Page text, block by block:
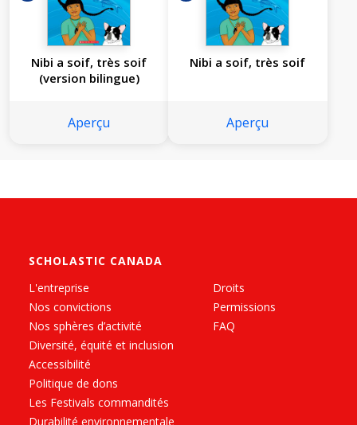
Nibi a soif, très soif
(version bilingue)
Aperçu
Nibi a soif, très soif
Aperçu
SCHOLASTIC CANADA
L'entreprise
Nos convictions
Nos sphères d’activité
Diversité, équité et inclusion
Accessibilité
Politique de dons
Les Festivals commandités
Durabilité environnementale
Droits
Permissions
FAQ